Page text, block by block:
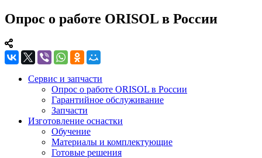
Опрос о работе ORISOL в России
Сервис и запчасти
Опрос о работе ORISOL в России
Гарантийное обслуживание
Запчасти
Изготовление оснастки
Обучение
Материалы и комплектующие
Готовые решения